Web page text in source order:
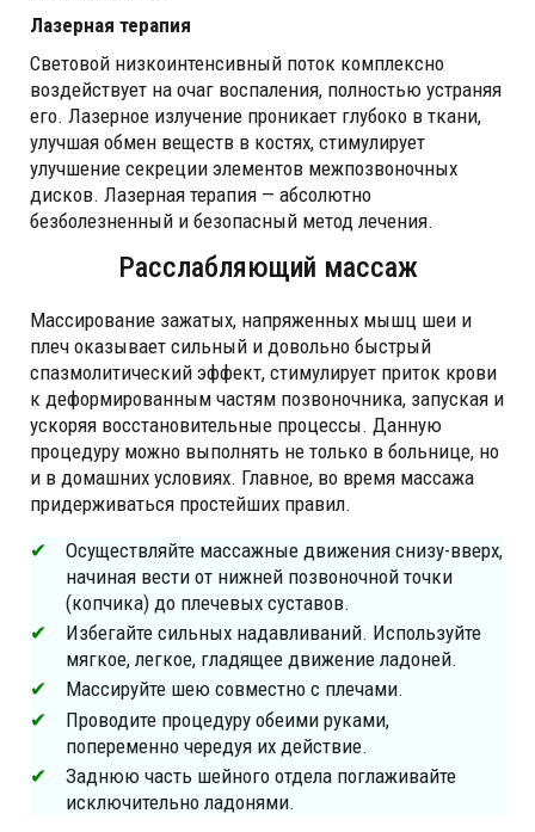
Лазерная терапия
Световой низкоинтенсивный поток комплексно
воздействует на очаг воспаления, полностью устраняя
его. Лазерное излучение проникает глубоко в ткани,
улучшая обмен веществ в костях, стимулирует
улучшение секреции элементов межпозвоночных
дисков. Лазерная терапия — абсолютно
безболезненный и безопасный метод лечения.
Расслабляющий массаж
Массирование зажатых, напряженных мышц шеи и
плеч оказывает сильный и довольно быстрый
спазмолитический эффект, стимулирует приток крови
к деформированным частям позвоночника, запуская и
ускоряя восстановительные процессы. Данную
процедуру можно выполнять не только в больнице, но
и в домашних условиях. Главное, во время массажа
придерживаться простейших правил.
Осуществляйте массажные движения снизу-вверх,
начиная вести от нижней позвоночной точки
(копчика) до плечевых суставов.
Избегайте сильных надавливаний. Используйте
мягкое, легкое, гладящее движение ладоней.
Массируйте шею совместно с плечами.
Проводите процедуру обеими руками,
попеременно чередуя их действие.
Заднюю часть шейного отдела поглаживайте
исключительно ладонями.